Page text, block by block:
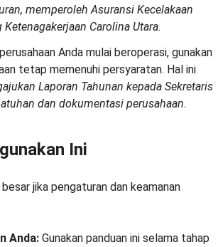
memperoleh Asuransi Kecelakaan
Carolina Utara.
Anda mulai beroperasi, gunakan
tetap memenuhi persyaratan. Hal ini
Laporan Tahunan kepada Sekretaris
dan dokumentasi perusahaan.
Ini
jika pengaturan dan keamanan
Anda: Gunakan panduan ini selama tahap